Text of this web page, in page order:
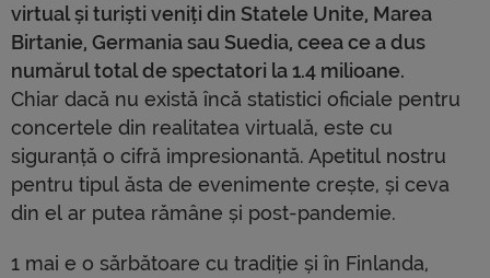
virtual și turiști veniți din Statele Unite, Marea
Birtanie, Germania sau Suedia, ceea ce a dus
numărul total de spectatori la 1.4 milioane.
Chiar dacă nu există încă statistici oficiale pentru
concertele din realitatea virtuală, este cu
siguranță o cifră impresionantă. Apetitul nostru
pentru tipul ăsta de evenimente crește, și ceva
din el ar putea rămâne și post-pandemie.
1 mai e o sărbătoare cu tradiție și în Finlanda,